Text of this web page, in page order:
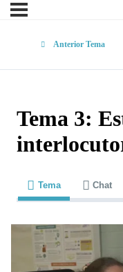
Anterior Tema
Tema 3:
Tema Chat